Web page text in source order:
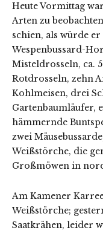
Heute Vormittag
Arten zu
schien, als würde
Wespenbussard-
Misteldrosseln, ca.
Rotdrosseln, zehn
Kohlmeisen, drei
Gartenbaumläufer,
hämmernde
zwei
Weißstörche, die
Großmöwen in
Am Kamener
Weißstörche;
Saatkrähen, leider